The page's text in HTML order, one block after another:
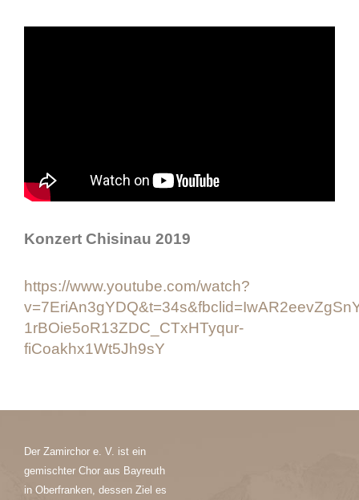
Konzert Chisinau 2019
https://www.youtube.com/watch?
1rBOie5oR13ZDC_CTxHTyqur-
fiCoakhx1Wt5Jh9sY
Der Zamirchor e. V. ist ein
gemischter Chor aus Bayreuth
in Oberfranken, dessen Ziel es